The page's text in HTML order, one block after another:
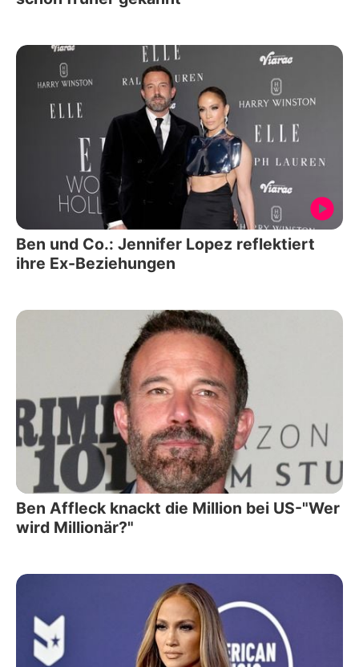
Ben und Co.: Jennifer Lopez reflektiert
ihre Ex-Beziehungen
Ben Affleck knackt die Million bei US-"Wer
wird Millionär?"